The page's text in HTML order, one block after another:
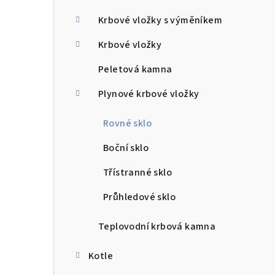
Krbové vložky s výměníkem
Krbové vložky
Peletová kamna
Plynové krbové vložky
Rovné sklo
Boční sklo
Třístranné sklo
Průhledové sklo
Teplovodní krbová kamna
Kotle